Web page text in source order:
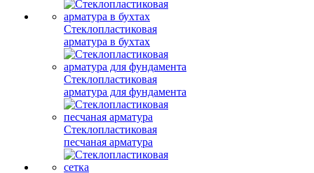
Стеклопластиковая
арматура в бухтах
Стеклопластиковая
арматура для фундамента
Стеклопластиковая
песчаная арматура